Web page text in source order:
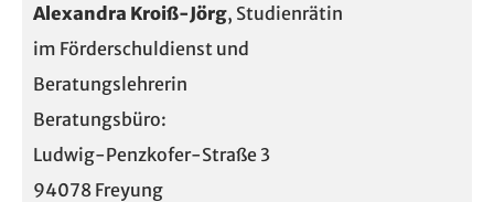
Alexandra Kroiß-Jörg, Studienrätin
im Förderschuldienst und
Beratungslehrerin
Beratungsbüro:
Ludwig-Penzkofer-Straße 3
94078 Freyung